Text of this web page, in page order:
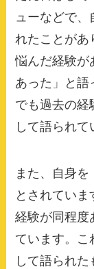
ューなどで
れたことがあ
悩んだ経験が
あった」と語
でも過去の経
して語られて
また、自身
とされてい
経験が同程度
ています。こ
して語られた